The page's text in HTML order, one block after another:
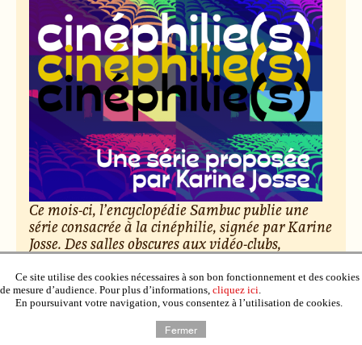
Ce mois-ci, l’encyclopédie Sambuc publie une
série consacrée à la cinéphilie, signée par Karine
Josse. Des salles obscures aux vidéo-clubs,
découvrez cent nuances d’amour du cinéma.
Le 6 février 2026, par Raphaël Deuff.
Lire l’article
Ce site utilise des cookies nécessaires à son bon fonctionnement et des cookies
de mesure d’audience. Pour plus d’informations, cliquez ici.
En poursuivant votre navigation, vous consentez à l’utilisation de cookies.
Fermer